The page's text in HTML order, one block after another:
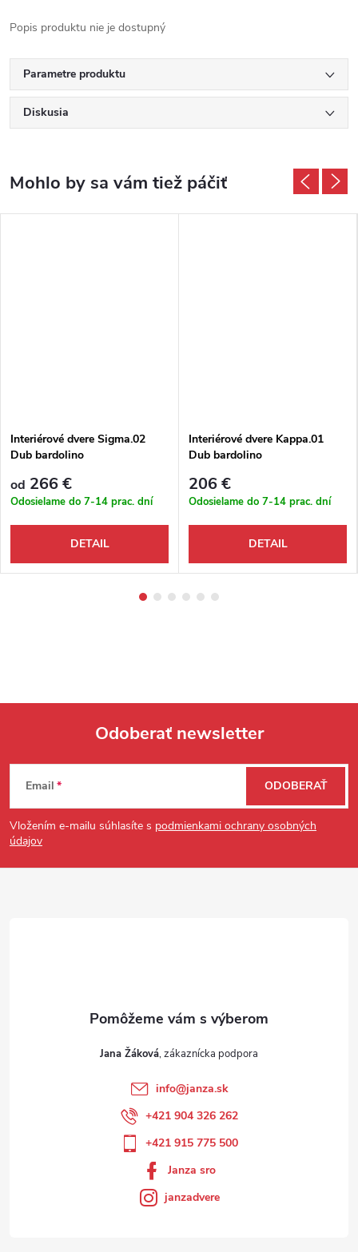
Popis produktu nie je dostupný
Parametre produktu
Diskusia
Interiérové dvere Sigma.02
Dub bardolino
od 266 €
Odosielame do 7-14 prac. dní
DETAIL
Interiérové dvere Kappa.01
Dub bardolino
206 €
Odosielame do 7-14 prac. dní
DETAIL
Zápätie
Odoberať newsletter
Email
Vložením e-mailu súhlasíte s podmienkami ochrany osobných
údajov
ODOBERAŤ
Jana Žáková
info@janza.sk
+421 904 326 262
+421 915 775 500
Janza sro
janzadvere